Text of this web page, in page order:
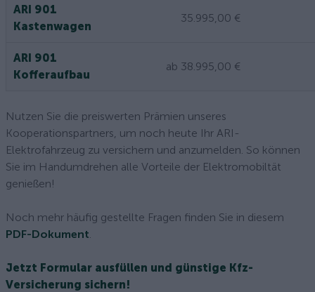
ARI 901
Kastenwagen
35.995,00 €
ARI 901
Kofferaufbau
ab 38.995,00 €
Nutzen Sie die preiswerten Prämien unseres
Kooperationspartners, um noch heute Ihr ARI-
Elektrofahrzeug zu versichern und anzumelden. So können
Sie im Handumdrehen alle Vorteile der Elektromobiltät
genießen!
Noch mehr häufig gestellte Fragen finden Sie in diesem
PDF-Dokument.
Jetzt Formular ausfüllen und günstige Kfz-
Versicherung sichern!